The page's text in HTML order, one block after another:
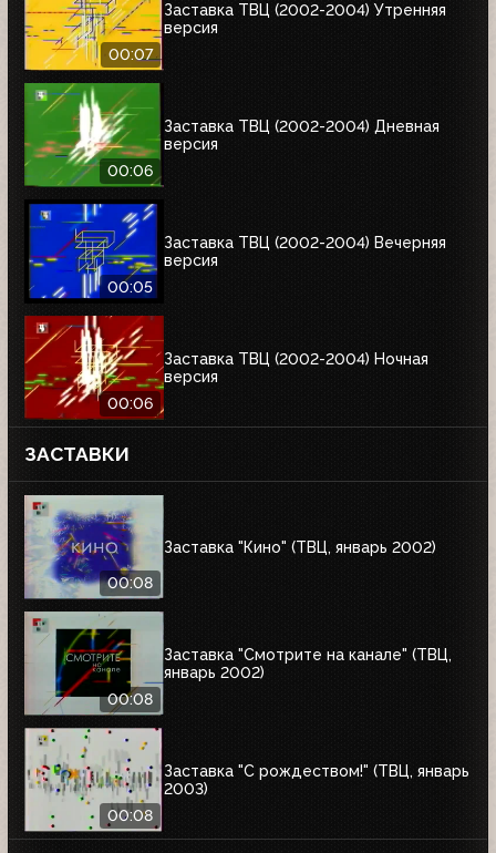
00:07
Заставка ТВЦ (2002-2004) Утренняя
версия
00:06
Заставка ТВЦ (2002-2004) Дневная
версия
00:05
Заставка ТВЦ (2002-2004) Вечерняя
версия
00:06
Заставка ТВЦ (2002-2004) Ночная
версия
ЗАСТАВКИ
00:08
Заставка "Кино" (ТВЦ, январь 2002)
00:08
Заставка "Смотрите на канале" (ТВЦ,
январь 2002)
00:08
Заставка "С рождеством!" (ТВЦ, январь
2003)